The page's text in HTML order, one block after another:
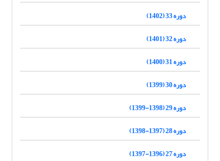
دوره 33 (1402)
دوره 32 (1401)
دوره 31 (1400)
دوره 30 (1399)
دوره 29 (1398-1399)
دوره 28 (1397-1398)
دوره 27 (1396-1397)